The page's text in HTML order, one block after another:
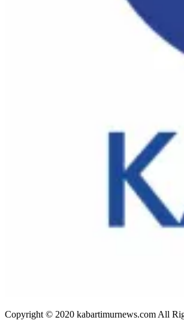
Copyright © 2020 kabartimurnews.com All